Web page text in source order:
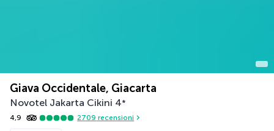
Giava Occidentale, Giacarta
Novotel Jakarta Cikini 4*
4,9 2709 recensioni